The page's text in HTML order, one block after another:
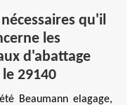
qu'il
les
d'abattage
29140
Beaumann elagage,